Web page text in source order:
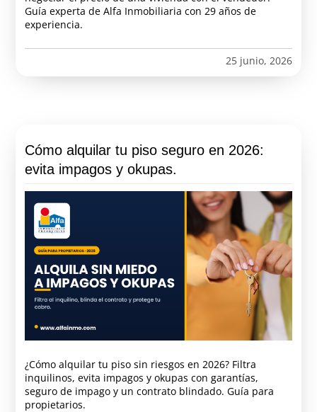
Guía experta de Alfa Inmobiliaria con 29 años de
experiencia.
25 junio, 2026
Cómo alquilar tu piso seguro en 2026:
evita impagos y okupas.
¿Cómo alquilar tu piso sin riesgos en 2026? Filtra
inquilinos, evita impagos y okupas con garantías,
seguro de impago y un contrato blindado. Guía para
propietarios.